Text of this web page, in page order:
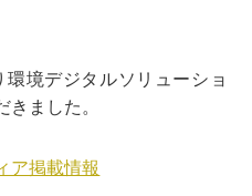
境デジタルソリューショ
ました。
ア掲載情報